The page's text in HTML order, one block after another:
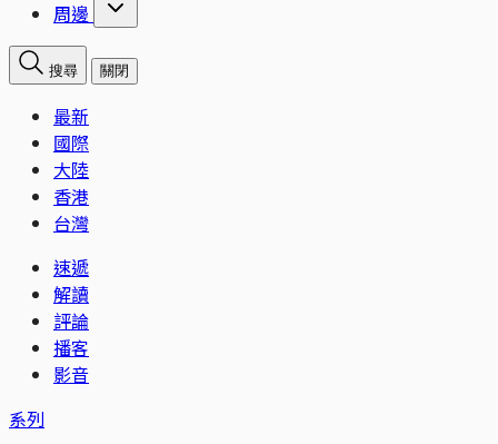
周邊
搜尋 關閉
最新
國際
大陸
香港
台灣
速遞
解讀
評論
播客
影音
系列